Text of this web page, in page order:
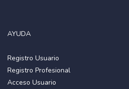
AYUDA
Registro Usuario
Registro Profesional
Acceso Usuario